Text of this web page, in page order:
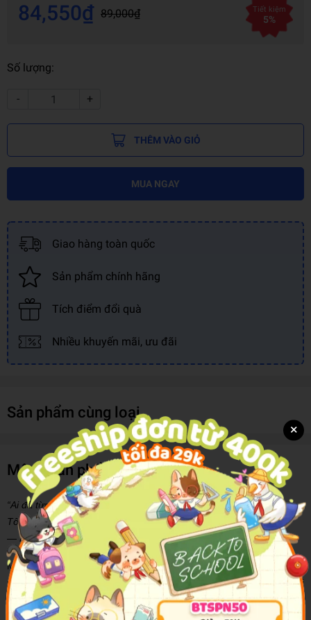
84,550₫ 89,000₫ Tiết kiệm
5%
Số lượng:
- +
THÊM VÀO GIỎ
MUA NGAY
Giao hàng toàn quốc
Sản phẩm chính hãng
Tích điểm đổi quà
Nhiều khuyến mãi, ưu đãi
Sản phẩm cùng loại
Mô tả sản phẩm
“Ai đã từng nói với bạn rằng bạn không thể có tất cả.
Tôi ở đây để nói với bạn rằng bạn có thể.”
— Roxie Nafousi
Mở ra cánh cửa Manifest và giải phóng tiềm năng vô hạn của chính
mình cùng cuốn sách MANIFEST – 7 bước để thay đổi cuộc đời
bạn mãi mãi.
×